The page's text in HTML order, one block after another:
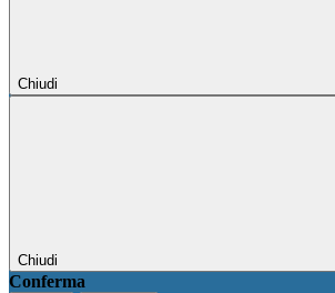
Chiudi
Chiudi
Conferma